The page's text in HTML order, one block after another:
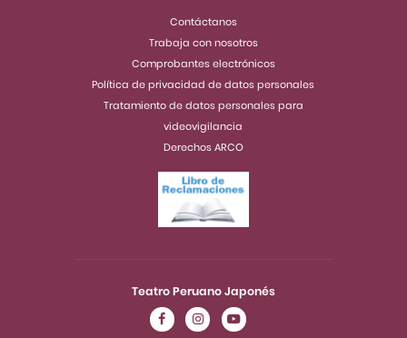
Teatro Peruano Japonés
Contáctanos
Trabaja con nosotros
Comprobantes electrónicos
Política de privacidad de datos personales
Tratamiento de datos personales para
videovigilancia
Derechos ARCO